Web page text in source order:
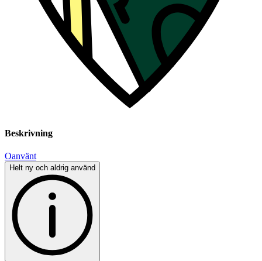
Beskrivning
Oanvänt
Helt ny och aldrig använd